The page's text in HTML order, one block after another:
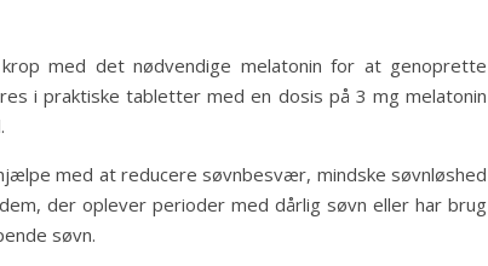
med det nødvendige melatonin for at genoprette
i praktiske tabletter med en dosis på 3 mg melatonin
med at reducere søvnbesvær, mindske søvnløshed
der oplever perioder med dårlig søvn eller har brug
søvn.